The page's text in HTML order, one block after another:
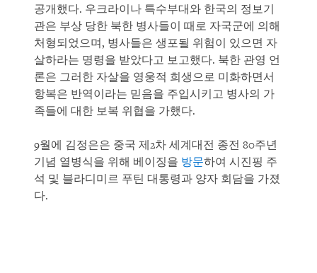
공개했다. 우크라이나 특수부대와 한국의 정보기
관은 부상 당한 북한 병사들이 때로 자국군에 의해
처형되었으며, 병사들은 생포될 위험이 있으면 자
살하라는 명령을 받았다고 보고했다. 북한 관영 언
론은 그러한 자살을 영웅적 희생으로 미화하면서
항복은 반역이라는 믿음을 주입시키고 병사의 가
족들에 대한 보복 위협을 가했다.
9월에 김정은은 중국 제2차 세계대전 종전 80주년
기념 열병식을 위해 베이징을 방문하여 시진핑 주
석 및 블라디미르 푸틴 대통령과 양자 회담을 가졌
다.